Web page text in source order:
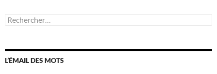
Rechercher :
L’ÉMAIL DES MOTS